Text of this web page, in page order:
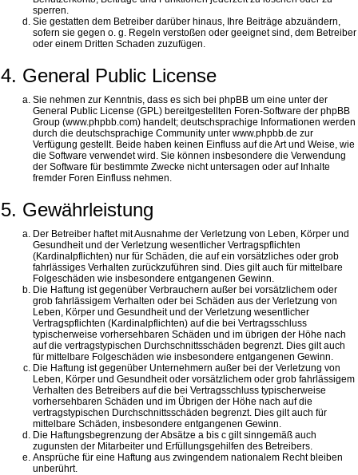
sperren.
Sie gestatten dem Betreiber darüber hinaus, Ihre Beiträge abzuändern,
sofern sie gegen o. g. Regeln verstoßen oder geeignet sind, dem Betreiber
oder einem Dritten Schaden zuzufügen.
4. General Public License
Sie nehmen zur Kenntnis, dass es sich bei phpBB um eine unter der
General Public License (GPL) bereitgestellten Foren-Software der phpBB
Group (www.phpbb.com) handelt; deutschsprachige Informationen werden
durch die deutschsprachige Community unter www.phpbb.de zur
Verfügung gestellt. Beide haben keinen Einfluss auf die Art und Weise, wie
die Software verwendet wird. Sie können insbesondere die Verwendung
der Software für bestimmte Zwecke nicht untersagen oder auf Inhalte
fremder Foren Einfluss nehmen.
5. Gewährleistung
Der Betreiber haftet mit Ausnahme der Verletzung von Leben, Körper und
Gesundheit und der Verletzung wesentlicher Vertragspflichten
(Kardinalpflichten) nur für Schäden, die auf ein vorsätzliches oder grob
fahrlässiges Verhalten zurückzuführen sind. Dies gilt auch für mittelbare
Folgeschäden wie insbesondere entgangenen Gewinn.
Die Haftung ist gegenüber Verbrauchern außer bei vorsätzlichem oder
grob fahrlässigem Verhalten oder bei Schäden aus der Verletzung von
Leben, Körper und Gesundheit und der Verletzung wesentlicher
Vertragspflichten (Kardinalpflichten) auf die bei Vertragsschluss
typischerweise vorhersehbaren Schäden und im übrigen der Höhe nach
auf die vertragstypischen Durchschnittsschäden begrenzt. Dies gilt auch
für mittelbare Folgeschäden wie insbesondere entgangenen Gewinn.
Die Haftung ist gegenüber Unternehmern außer bei der Verletzung von
Leben, Körper und Gesundheit oder vorsätzlichem oder grob fahrlässigem
Verhalten des Betreibers auf die bei Vertragsschluss typischerweise
vorhersehbaren Schäden und im Übrigen der Höhe nach auf die
vertragstypischen Durchschnittsschäden begrenzt. Dies gilt auch für
mittelbare Schäden, insbesondere entgangenen Gewinn.
Die Haftungsbegrenzung der Absätze a bis c gilt sinngemäß auch
zugunsten der Mitarbeiter und Erfüllungsgehilfen des Betreibers.
Ansprüche für eine Haftung aus zwingendem nationalem Recht bleiben
unberührt.